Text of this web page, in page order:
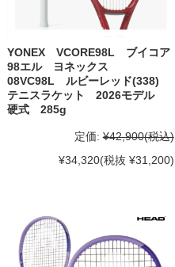
YONEX VCORE98L ブイコア
98エル ヨネックス
08VC98L ルビーレッド(338)
テニスラケット 2026モデル
硬式 285g
定価: ¥42,900(税込)
¥34,320(税抜 ¥31,200)